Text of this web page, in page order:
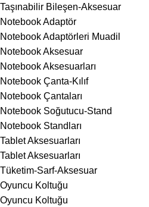
Taşınabilir Bileşen-Aksesuar
Notebook Adaptör
Notebook Adaptörleri Muadil
Notebook Aksesuar
Notebook Aksesuarları
Notebook Çanta-Kılıf
Notebook Çantaları
Notebook Soğutucu-Stand
Notebook Standları
Tablet Aksesuarları
Tablet Aksesuarları
Tüketim-Sarf-Aksesuar
Oyuncu Koltuğu
Oyuncu Koltuğu